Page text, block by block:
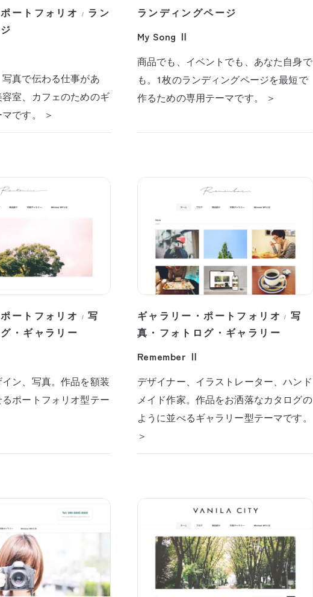
ートフォリオ / ラン
真で伝わる仕事があ
室、カフェのためのギ
です。 ＞
ランディングページ
My Song Ⅱ
商品でも、イベントでも、あなた自身で
も。1枚のランディングページを最短で
作るための専用テーマです。 ＞
ートフォリオ /写
・ギャラリー
ン、写真。作品を額装
ポートフォリオ型テー
ギャラリー・ポートフォリオ /写
真・フォトログ・ギャラリー
Remember Ⅱ
デザイナー、イラストレーター、ハンド
メイド作家。作品をお洒落なカタログの
ように並べるギャラリー型テーマです。
＞